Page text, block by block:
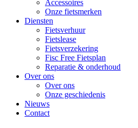
Accessoires
Onze fietsmerken
Diensten
Fietsverhuur
Fietslease
Fietsverzekering
Fisc Free Fietsplan
Reparatie & onderhoud
Over ons
Over ons
Onze geschiedenis
Nieuws
Contact